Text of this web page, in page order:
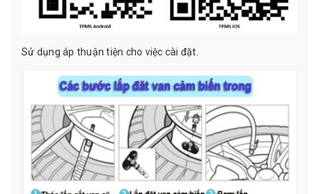
Sử dụng áp thuận tiện cho việc cài đặt.